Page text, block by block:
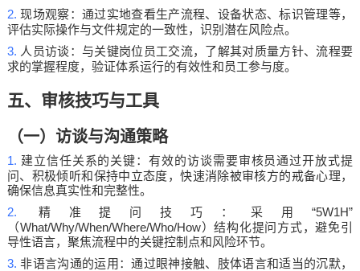
2.现场观察：通过实地查看生产流程、设备状态、标识管理等，
评估实际操作与文件规定的一致性，识别潜在风险点。
3. 人员访谈：与关键岗位员工交流，了解其对质量方针、流程要
求的掌握程度，验证体系运行的有效性和员工参与度。
五、审核技巧与工具
（一）访谈与沟通策略
1. 建立信任关系的关键：有效的访谈需要审核员通过开放式提
问、积极倾听和保持中立态度，快速消除被审核方的戒备心理，
确保信息真实性和完整性。
2. 精准提问技巧：采用“5W1H”
（What/Why/When/Where/Who/How）结构化提问方式，避免引
导性语言，聚焦流程中的关键控制点和风险环节。
3.非语言沟通的运用：通过眼神接触、肢体语言和适当的沉默，